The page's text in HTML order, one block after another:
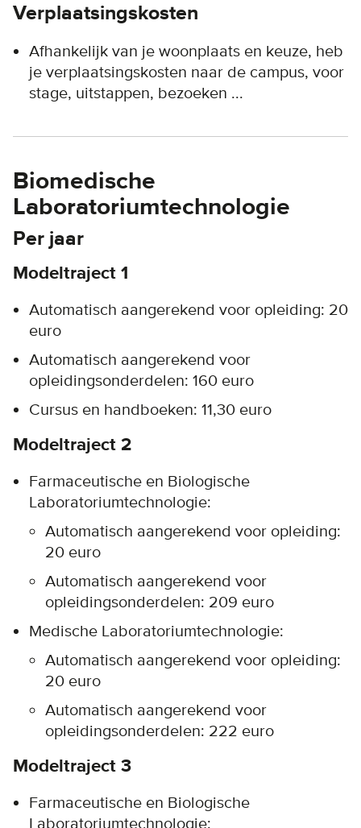
Verplaatsingskosten
Afhankelijk van je woonplaats en keuze, heb
je verplaatsingskosten naar de campus, voor
stage, uitstappen, bezoeken ...
Biomedische
Laboratoriumtechnologie
Per jaar
Modeltraject 1
Automatisch aangerekend voor opleiding: 20
euro
Automatisch aangerekend voor
opleidingsonderdelen: 160 euro
Cursus en handboeken: 11,30 euro
Modeltraject 2
Farmaceutische en Biologische
Laboratoriumtechnologie:
Automatisch aangerekend voor opleiding:
20 euro
Automatisch aangerekend voor
opleidingsonderdelen: 209 euro
Medische Laboratoriumtechnologie:
Automatisch aangerekend voor opleiding:
20 euro
Automatisch aangerekend voor
opleidingsonderdelen: 222 euro
Modeltraject 3
Farmaceutische en Biologische
Laboratoriumtechnologie: